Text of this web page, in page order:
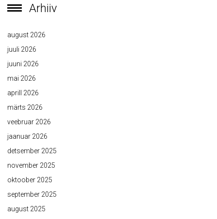
Arhiiv
august 2026
juuli 2026
juuni 2026
mai 2026
aprill 2026
märts 2026
veebruar 2026
jaanuar 2026
detsember 2025
november 2025
oktoober 2025
september 2025
august 2025